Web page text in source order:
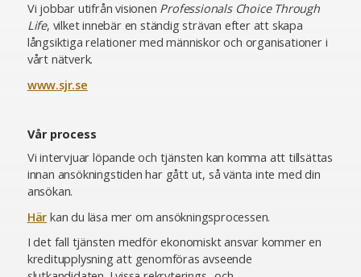
Vi jobbar utifrån visionen Professionals Choice Through
Life, vilket innebär en ständig strävan efter att skapa
långsiktiga relationer med människor och organisationer i
vårt nätverk.
www.sjr.se
Vår process
Vi intervjuar löpande och tjänsten kan komma att tillsättas
innan ansökningstiden har gått ut, så vänta inte med din
ansökan.
Här kan du läsa mer om ansökningsprocessen.
I det fall tjänsten medför ekonomiskt ansvar kommer en
kreditupplysning att genomföras avseende